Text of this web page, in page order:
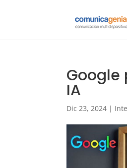
Google
IA
Dic 23, 2024 |